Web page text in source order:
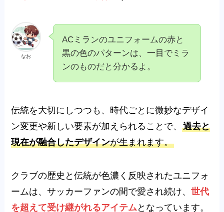
なお
ACミランのユニフォームの赤と
黒の色のパターンは、一目でミラ
ンのものだと分かるよ。
伝統を大切にしつつも、時代ごとに微妙なデザイ
ン変更や新しい要素が加えられることで、過去と
現在が融合したデザインが生まれます。
クラブの歴史と伝統が色濃く反映されたユニフォ
ームは、サッカーファンの間で愛され続け、世代
を超えて受け継がれるアイテムとなっています。